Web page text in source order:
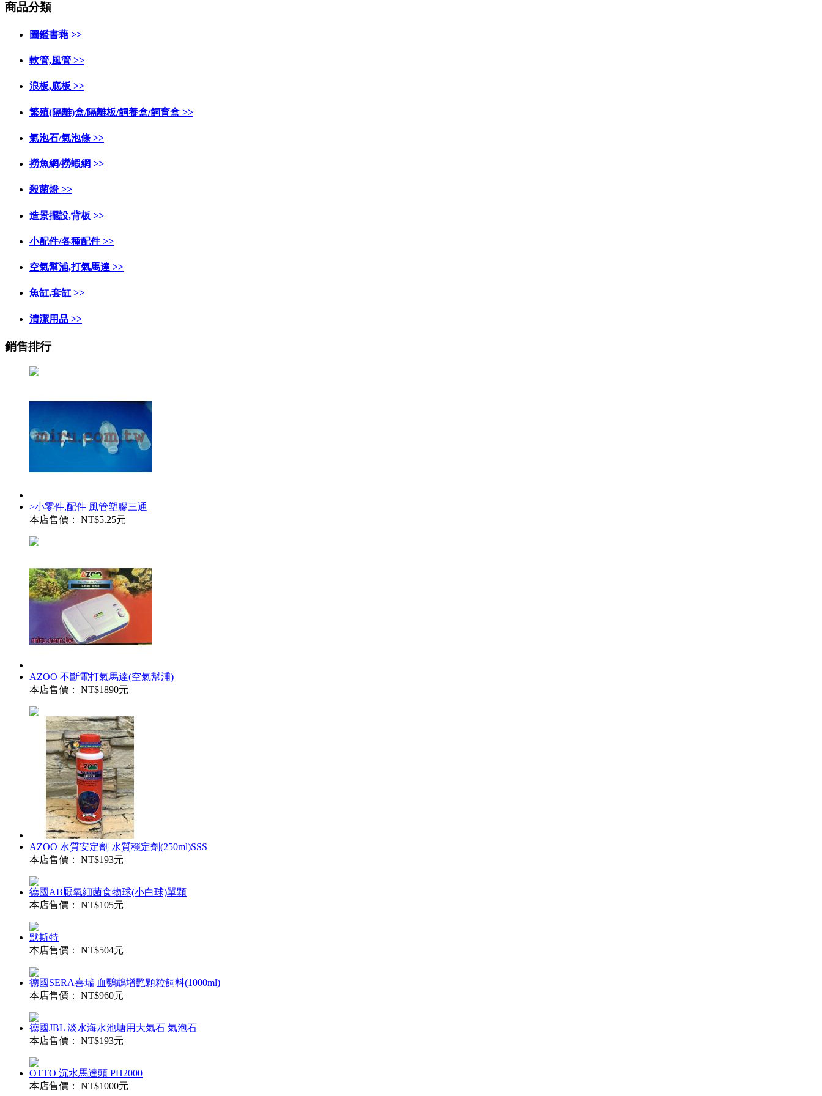
商品分類
圖鑑書藉 >>
軟管,風管 >>
浪板,底板 >>
繁殖(隔離)盒/隔離板/飼養盒/飼育盒 >>
氣泡石/氣泡條 >>
撈魚網/撈蝦網 >>
殺菌燈 >>
造景擺設,背板 >>
小配件/各種配件 >>
空氣幫浦,打氣馬達 >>
魚缸,套缸 >>
清潔用品 >>
銷售排行
>小零件,配件 風管塑膠三通
本店售價： NT$5.25元
AZOO 不斷電打氣馬達(空氣幫浦)
本店售價： NT$1890元
AZOO 水質安定劑 水質穩定劑(250ml)SSS
本店售價： NT$193元
德國AB厭氧細菌食物球(小白球)單顆
本店售價： NT$105元
默斯特
本店售價： NT$504元
德國SERA喜瑞 血鸚鵡增艷顆粒飼料(1000ml)
本店售價： NT$960元
德國JBL 淡水海水池塘用大氣石 氣泡石
本店售價： NT$193元
OTTO 沉水馬達頭 PH2000
本店售價： NT$1000元